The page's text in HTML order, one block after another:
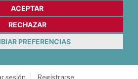
ACEPTAR
RECHAZAR
PREFERENCIAS
sesión
Registrarse